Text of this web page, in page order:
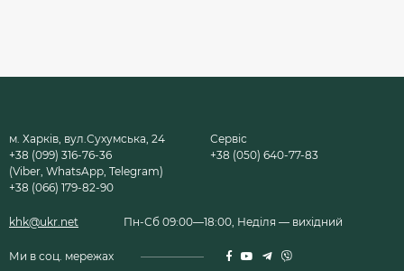
м. Харків, вул.Сухумська, 24
+38 (099) 316-76-36
(Viber, WhatsApp, Telegram)
+38 (066) 179-82-90
Сервіс
+38 (050) 640-77-83
khk@ukr.net Пн-Сб 09:00—18:00, Неділя — вихідний
Ми в соц. мережах